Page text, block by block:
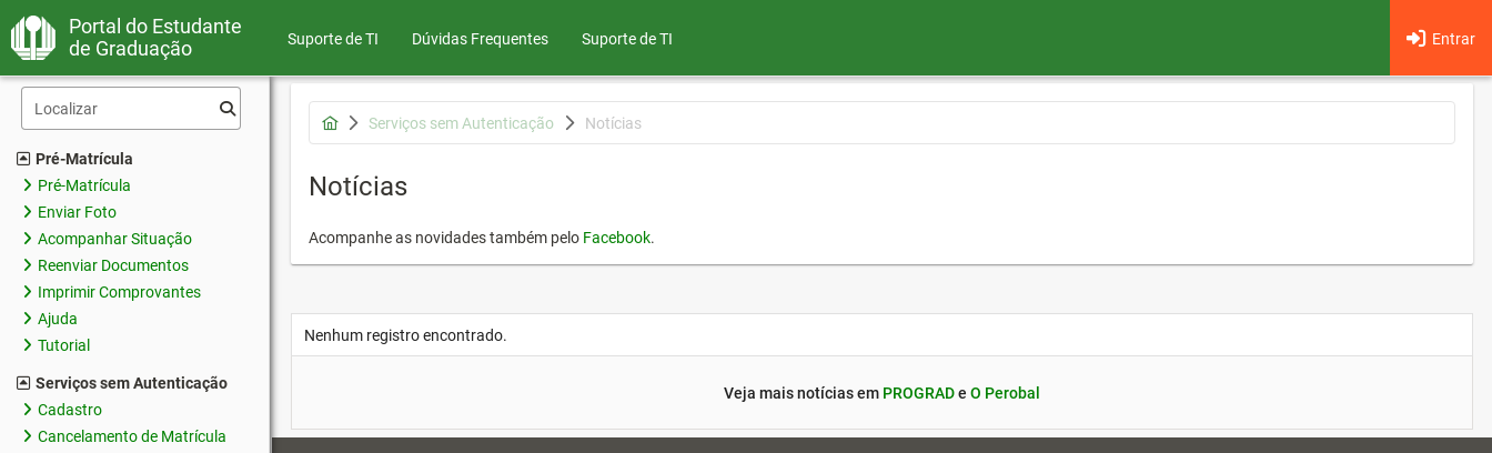
Portal do Estudante
de Graduação
Suporte de TI Dúvidas Frequentes Entrar
Suporte de TI
Pré-Matrícula
Pré-Matrícula
Enviar Foto
Acompanhar Situação
Reenviar Documentos
Imprimir Comprovantes
Ajuda
Tutorial
Serviços sem Autenticação
Cadastro
Cancelamento de Matrícula
Serviços sem Autenticação Notícias
Notícias
Acompanhe as novidades também pelo Facebook.
Nenhum registro encontrado.
Veja mais notícias em PROGRADe O Perobal